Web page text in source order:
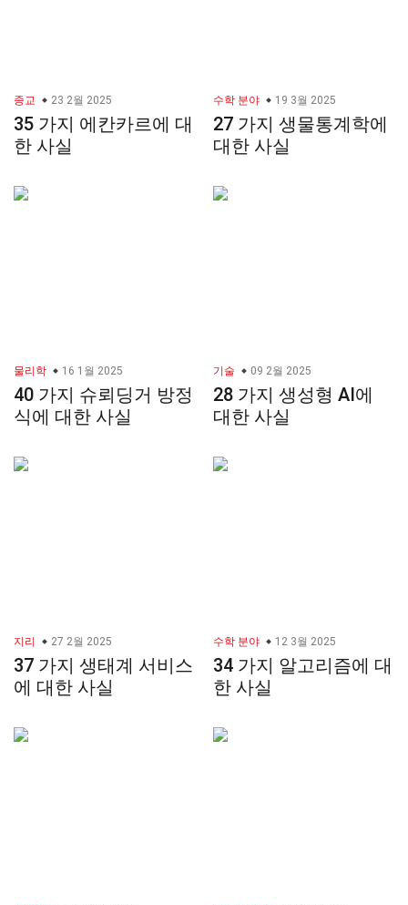
종교 23 2월 2025
35 가지 에칸카르에 대
한 사실
수학 분야 19 3월 2025
27 가지 생물통계학에
대한 사실
물리학 16 1월 2025
40 가지 슈뢰딩거 방정
식에 대한 사실
기술 09 2월 2025
28 가지 생성형 AI에
대한 사실
지리 27 2월 2025
37 가지 생태계 서비스
에 대한 사실
수학 분야 12 3월 2025
34 가지 알고리즘에 대
한 사실